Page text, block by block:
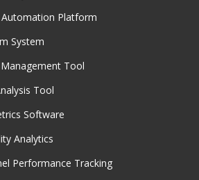
Platform
System
Tool
Tool
Software
Analytics
Performance Tracking